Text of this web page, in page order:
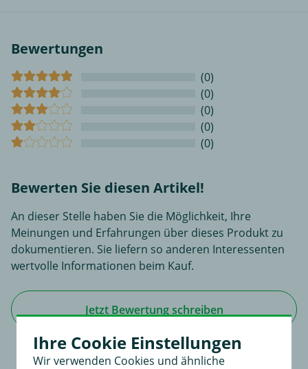
Bewertungen
(0)
(0)
(0)
(0)
(0)
Bewerten Sie diesen Artikel!
An dieser Stelle haben Sie die Möglichkeit, Ihre
Meinungen und Erfahrungen über dieses Produkt zu
dokumentieren. Sie liefern so anderen Interessenten
wertvolle Informationen beim Kauf.
Jetzt Bewertung schreiben
Ihre Cookie Einstellungen
Wir verwenden Cookies und ähnliche